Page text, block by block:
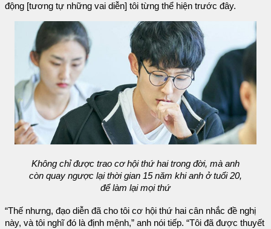
động [tương tự những vai diễn] tôi từng thể hiện trước đây.
Không chỉ được trao cơ hội thứ hai trong đời, mà anh
còn quay ngược lại thời gian 15 năm khi anh ở tuổi 20,
để làm lại mọi thứ
“Thế nhưng, đạo diễn đã cho tôi cơ hội thứ hai cân nhắc đề nghị
này, và tôi nghĩ đó là định mệnh,” anh nói tiếp. “Tôi đã được thuyết